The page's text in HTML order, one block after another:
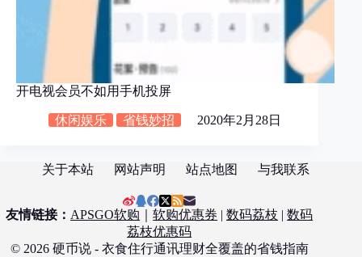
开电视会员不如用手机投屏
休闲娱乐 省钱妙招 2020年2月28日
关于本站 网站声明 站点地图 与我联系
友情链接： APSGO软购 ｜软购优惠券 |数码荔枝 |数码
荔枝优惠码
© 2026 硬币说 - 衣食住行通讯理财全覆盖的省钱指南